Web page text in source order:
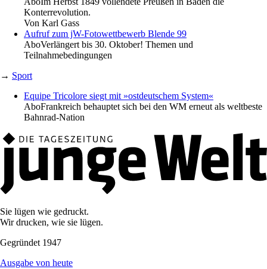
Konterrevolution.
Von Karl Gass
Aufruf zum jW-Fotowettbewerb Blende 99
AboVerlängert bis 30. Oktober! Themen und
Teilnahmebedingungen
→ Sport
Equipe Tricolore siegt mit »ostdeutschem System«
AboFrankreich behauptet sich bei den WM erneut als weltbeste
Bahnrad-Nation
Sie lügen wie gedruckt.
Wir drucken, wie sie lügen.
Gegründet 1947
Ausgabe von heute